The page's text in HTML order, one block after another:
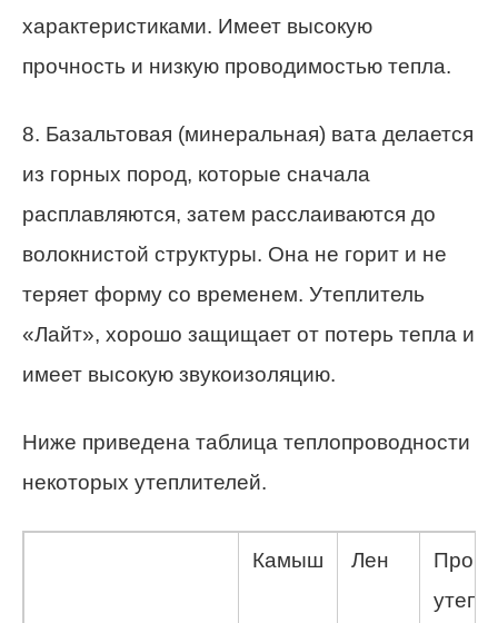
характеристиками. Имеет высокую
прочность и низкую проводимостью тепла.
8. Базальтовая (минеральная) вата делается
из горных пород, которые сначала
расплавляются, затем расслаиваются до
волокнистой структуры. Она не горит и не
теряет форму со временем. Утеплитель
«Лайт», хорошо защищает от потерь тепла и
имеет высокую звукоизоляцию.
Ниже приведена таблица теплопроводности
некоторых утеплителей.
Камыш Лен